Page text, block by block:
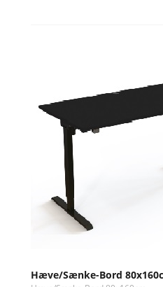
Hæve/Sænke-Bord